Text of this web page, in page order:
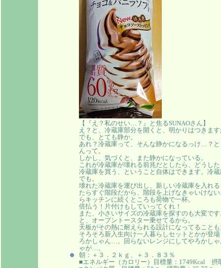
【『え？私のせい…？』と焦るSUNAOさん】
え？と、冷蔵庫部分を開くと、明かりはつきま
でも、とても静か。
あれ？冷蔵庫って、そんな静かになるっけ…？
んって。
しかし、気づくと、また静かになっている。
これが冷蔵庫が壊れる前兆だとしたら、どうし
冷蔵庫を買う、ということ自体はできます。冷
でも。
壊れた冷蔵庫を運び出し、新しい冷蔵庫を入れ
たらすぐ階段だから、階段を上げなきゃいけな
らキッチンに続くところも荷物で一杯。
倍払う！片付けもしていってくれ！
また、小さいサイズの冷蔵庫を探すのも大変で
と、オーブントースター乗せてるから。
天板がその熱に耐えられる設計になってること
そろそろ新入生向け一人暮らしセットとかが登
ろかしゃん…。回らないレンジにしてやろかし
ゃが…。
朝：＋３．２ｋｇ、＋３．８３％
■エネルギー（カロリー）目標量：1749Kcal